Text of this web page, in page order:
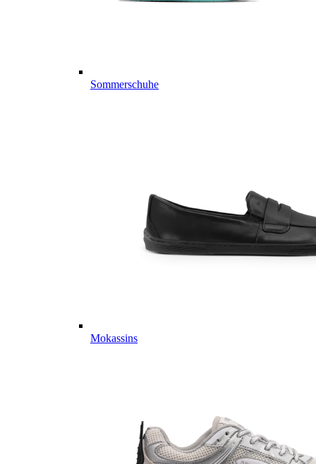
Sommerschuhe
Mokassins